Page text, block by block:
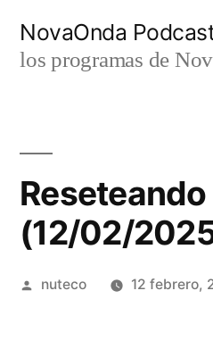
NovaOnda
los programas de
Reseteando
(12/02/
Publicada
nuteco 12 febrero,